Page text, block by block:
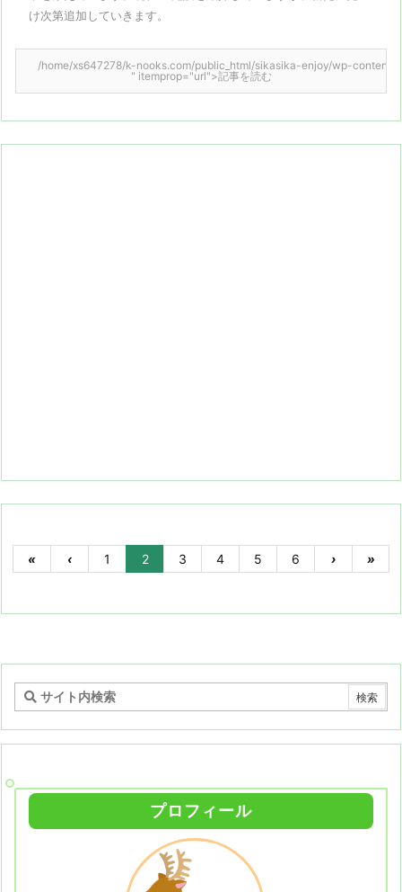
け次第追加していきます。
/home/xs647278/k-nooks.com/public_html/sikasika-enjoy/wp-
" itemprop="url">記事を読む
« ‹ 1 2 3 4 5 6 › »
プロフィール